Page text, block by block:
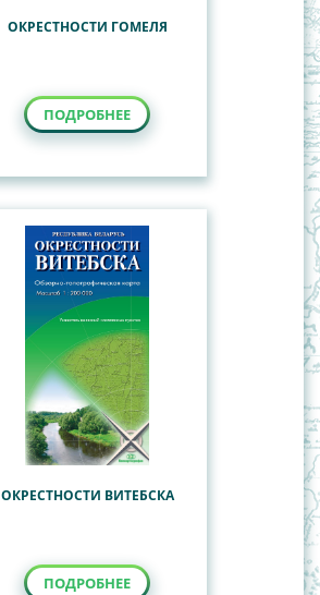
ОКРЕСТНОСТИ ГОМЕЛЯ
ПОДРОБНЕЕ
ОКРЕСТНОСТИ ВИТЕБСКА
ПОДРОБНЕЕ